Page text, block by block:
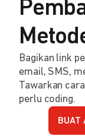
Bagikan link
email, SMS,
Tawarkan
perlu coding.
BUAT